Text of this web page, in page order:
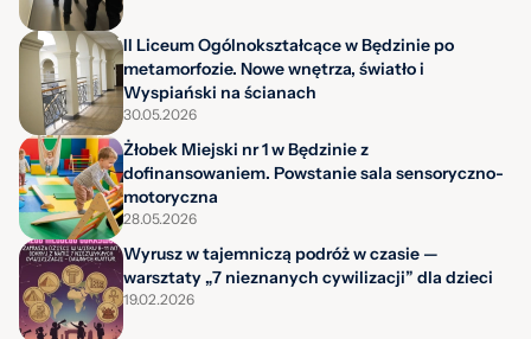
II Liceum Ogólnokształcące w Będzinie po
metamorfozie. Nowe wnętrza, światło i
Wyspiański na ścianach
30.05.2026
Żłobek Miejski nr 1 w Będzinie z
dofinansowaniem. Powstanie sala sensoryczno-
motoryczna
28.05.2026
Wyrusz w tajemniczą podróż w czasie —
warsztaty „7 nieznanych cywilizacji” dla dzieci
19.02.2026